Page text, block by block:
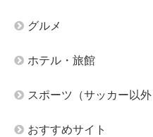
グルメ
ホテル・旅館
スポーツ（サッカー以外
おすすめサイト